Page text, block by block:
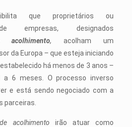
que proprietários ou
empresas, designados
acolhimento, acolham um
da Europa – que esteja iniciando
há menos de 3 anos –
6 meses. O processo inverso
e está sendo negociado com a
parceiras.
acolhimento irão atuar como